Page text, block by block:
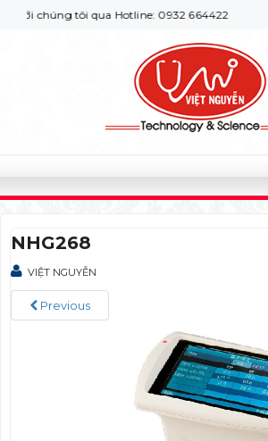
chúng tôi qua Hotline: 0932 664422
NHG268
VIỆT NGUYỄN
Previous